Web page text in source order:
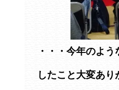
・・・今年のよ
したこと大変あ